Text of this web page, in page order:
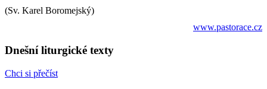
(Sv. Karel Boromejský)
www.pastorace.cz
Dnešní liturgické texty
Chci si přečíst